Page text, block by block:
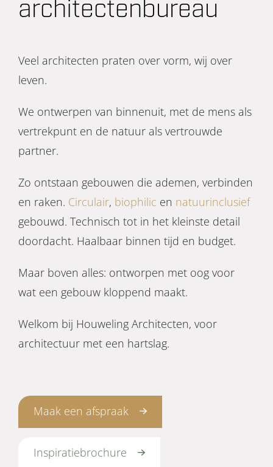
architectenbureau
Veel architecten praten over vorm, wij over
leven.
We ontwerpen van binnenuit, met de mens als
vertrekpunt en de natuur als vertrouwde
partner.
Zo ontstaan gebouwen die ademen, verbinden
en raken. Circulair, biophilic en natuurinclusief
gebouwd. Technisch tot in het kleinste detail
doordacht. Haalbaar binnen tijd en budget.
Maar boven alles: ontworpen met oog voor
wat een gebouw kloppend maakt.
Welkom bij Houweling Architecten, voor
architectuur met een hartslag.
Maak een afspraak
Inspiratiebrochure